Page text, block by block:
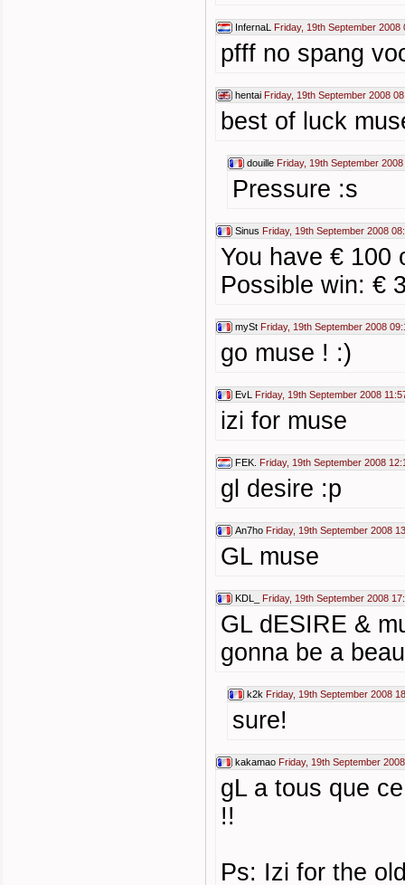
InfernaL Friday, 19th September 2008
pfff no spang
hentai Friday, 19th September 2008
best of luck
douille Friday, 19th September
Pressure :s
Sinus Friday, 19th September 2008
You have € 100
Possible win: €
mySt Friday, 19th September 2008
go muse ! :)
EvL Friday, 19th September 2008
izi for muse
FEK. Friday, 19th September 2008
gl desire :p
An7ho Friday, 19th September 2008
GL muse
KDL_ Friday, 19th September 2008
GL dESIRE &
gonna be a
k2k Friday, 19th September 2008
sure!
kakamao Friday, 19th September
gL a tous que
!!
Ps: Izi for the